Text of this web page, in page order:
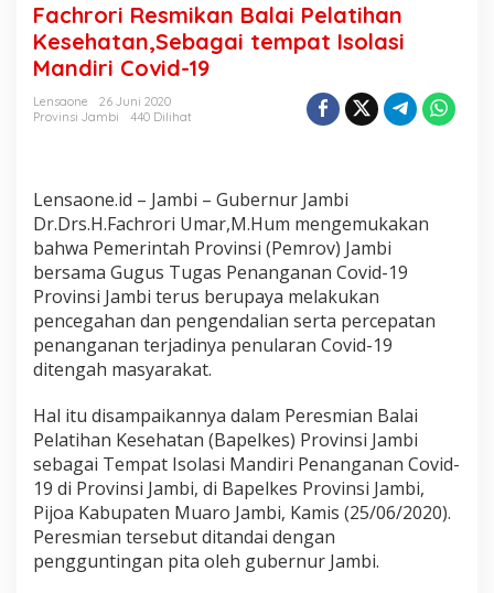
l
a
i
P
a
a
n
K
e
s
e
h
a
t
,
S
e
b
a
g
a
i
Fachrori Resmikan Balai Pelatihan
Kesehatan,Sebagai tempat Isolasi
Mandiri Covid-19
Lensaone
26 Juni 2020
Provinsi Jambi
440 Dilihat
Lensaone.id – Jambi – Gubernur Jambi
Dr.Drs.H.Fachrori Umar,M.Hum mengemukakan
bahwa Pemerintah Provinsi (Pemrov) Jambi
bersama Gugus Tugas Penanganan Covid-19
Provinsi Jambi terus berupaya melakukan
pencegahan dan pengendalian serta percepatan
penanganan terjadinya penularan Covid-19
ditengah masyarakat.
Hal itu disampaikannya dalam Peresmian Balai
Pelatihan Kesehatan (Bapelkes) Provinsi Jambi
sebagai Tempat Isolasi Mandiri Penanganan Covid-
19 di Provinsi Jambi, di Bapelkes Provinsi Jambi,
Pijoa Kabupaten Muaro Jambi, Kamis (25/06/2020).
Peresmian tersebut ditandai dengan
pengguntingan pita oleh gubernur Jambi.